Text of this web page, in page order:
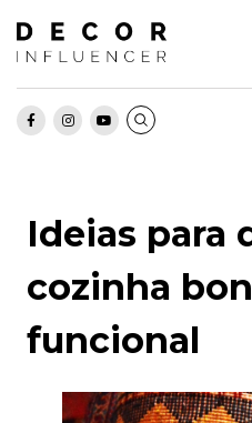
Skip
content
Ideias para
cozinha
funcional